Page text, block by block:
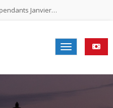
Janvier…
Novembre…
Juin…
MUNICIPALES 2026
N°2-2026